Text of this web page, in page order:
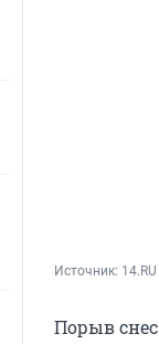
Источник: 14.RU
Порыв